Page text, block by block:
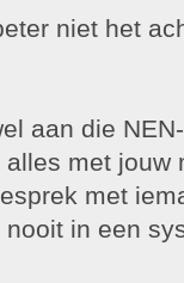
niet het
aan die
met jouw
met
in een